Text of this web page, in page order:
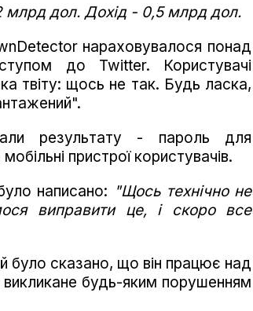
млрд дол. Дохід - 0,5 млрд дол.
нараховувалося понад
до Twitter. Користувачі
твіту: щось не так. Будь ласка,
результату - пароль для
пристрої користувачів.
написано: "Щось технічно не
виправити це, і скоро все
було сказано, що він працює над
будь-яким порушенням